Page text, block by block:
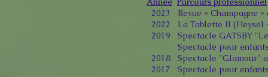
2023 Revue « Champagne
2022 La Tablette II (Heysel
2019 Spectacle GATSBY
Spectacle pour enfants
2018 Spectacle "Glamour"
2017 Spectacle pour